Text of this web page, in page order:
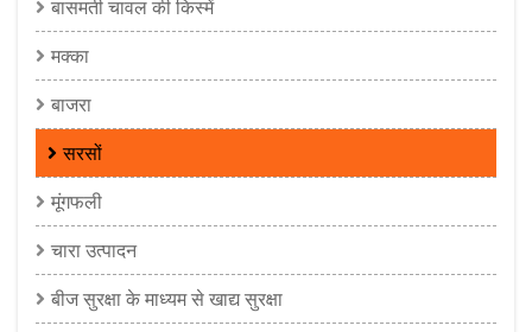
बासमती चावल की किस्में
मक्का
बाजरा
सरसों
मूंगफली
चारा उत्पादन
बीज सुरक्षा के माध्यम से खाद्य सुरक्षा